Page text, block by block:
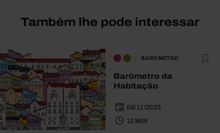
Também lhe pode interessar
BARÓMETRO
Barómetro da
Habitação
09/11/2023
12 MIN